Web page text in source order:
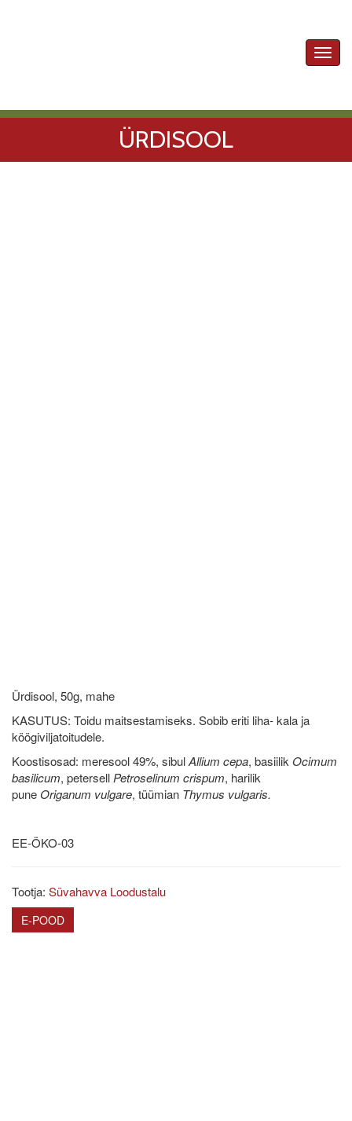
ÜRDISOOL
Ürdisool, 50g, mahe
KASUTUS: Toidu maitsestamiseks. Sobib eriti liha- kala ja
köögiviljatoitudele.
Koostisosad: meresool 49%, sibulAllium cepa, basiilik Ocimum
basilicum, petersell Petroselinum crispum, harilik
pune Origanum vulgare, tüümian Thymus vulgaris.
EE-ÖKO-03
Tootja: Süvahavva Loodustalu
E-POOD